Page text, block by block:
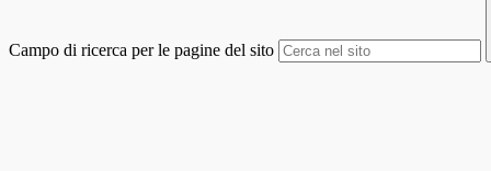
Campo di ricerca per le pagine del sito